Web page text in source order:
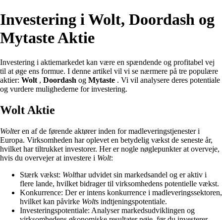
Investering i Wolt, Doordash og
Mytaste Aktie
Investering i aktiemarkedet kan være en spændende og profitabel vej
til at øge ens formue. I denne artikel vil vi se nærmere på tre populære
aktier: Wolt , Doordash og Mytaste . Vi vil analysere deres potentiale
og vurdere mulighederne for investering.
Wolt Aktie
Wolter en af de førende aktører inden for madleveringstjenester i
Europa. Virksomheden har oplevet en betydelig vækst de seneste år,
hvilket har tiltrukket investorer. Her er nogle nøglepunkter at overveje,
hvis du overvejer at investere i Wolt:
Stærk vækst: Wolthar udvidet sin markedsandel og er aktiv i
flere lande, hvilket bidrager til virksomhedens potentielle vækst.
Konkurrence: Der er intens konkurrence i madleveringssektoren,
hvilket kan påvirke Wolts indtjeningspotentiale.
Investeringspotentiale: Analyser markedsudviklingen og